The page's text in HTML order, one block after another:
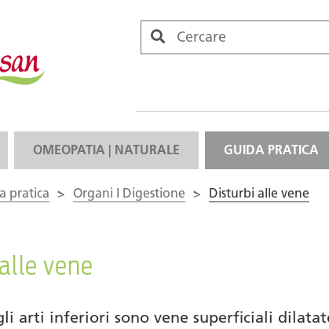
OMEOPATIA | NATURALE GUIDA PRATICA
pratica > Organi I Digestione > Disturbi alle vene
vene
arti inferiori sono vene superficiali